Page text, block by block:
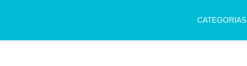
CATEGORIAS